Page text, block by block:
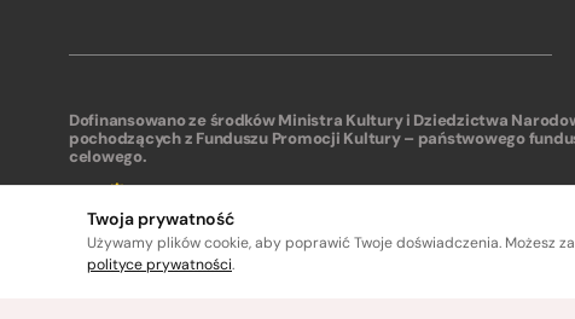
Dofinansowano ze środków Ministra Kultury i Dziedzictwa
pochodzących z Funduszu Promocji Kultury – państwowego
celowego.
Twoja prywatność
Używamy plików cookie, aby poprawić Twoje doświadczenia. Możesz
polityce prywatności.